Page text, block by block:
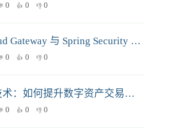
0 0 0
Spring Cloud Gateway 与 Spring Security 的整合方案详解及性能优化策略
0 0 0
量子加密技术：如何提升数字资产交易的安全性？
0 0 0